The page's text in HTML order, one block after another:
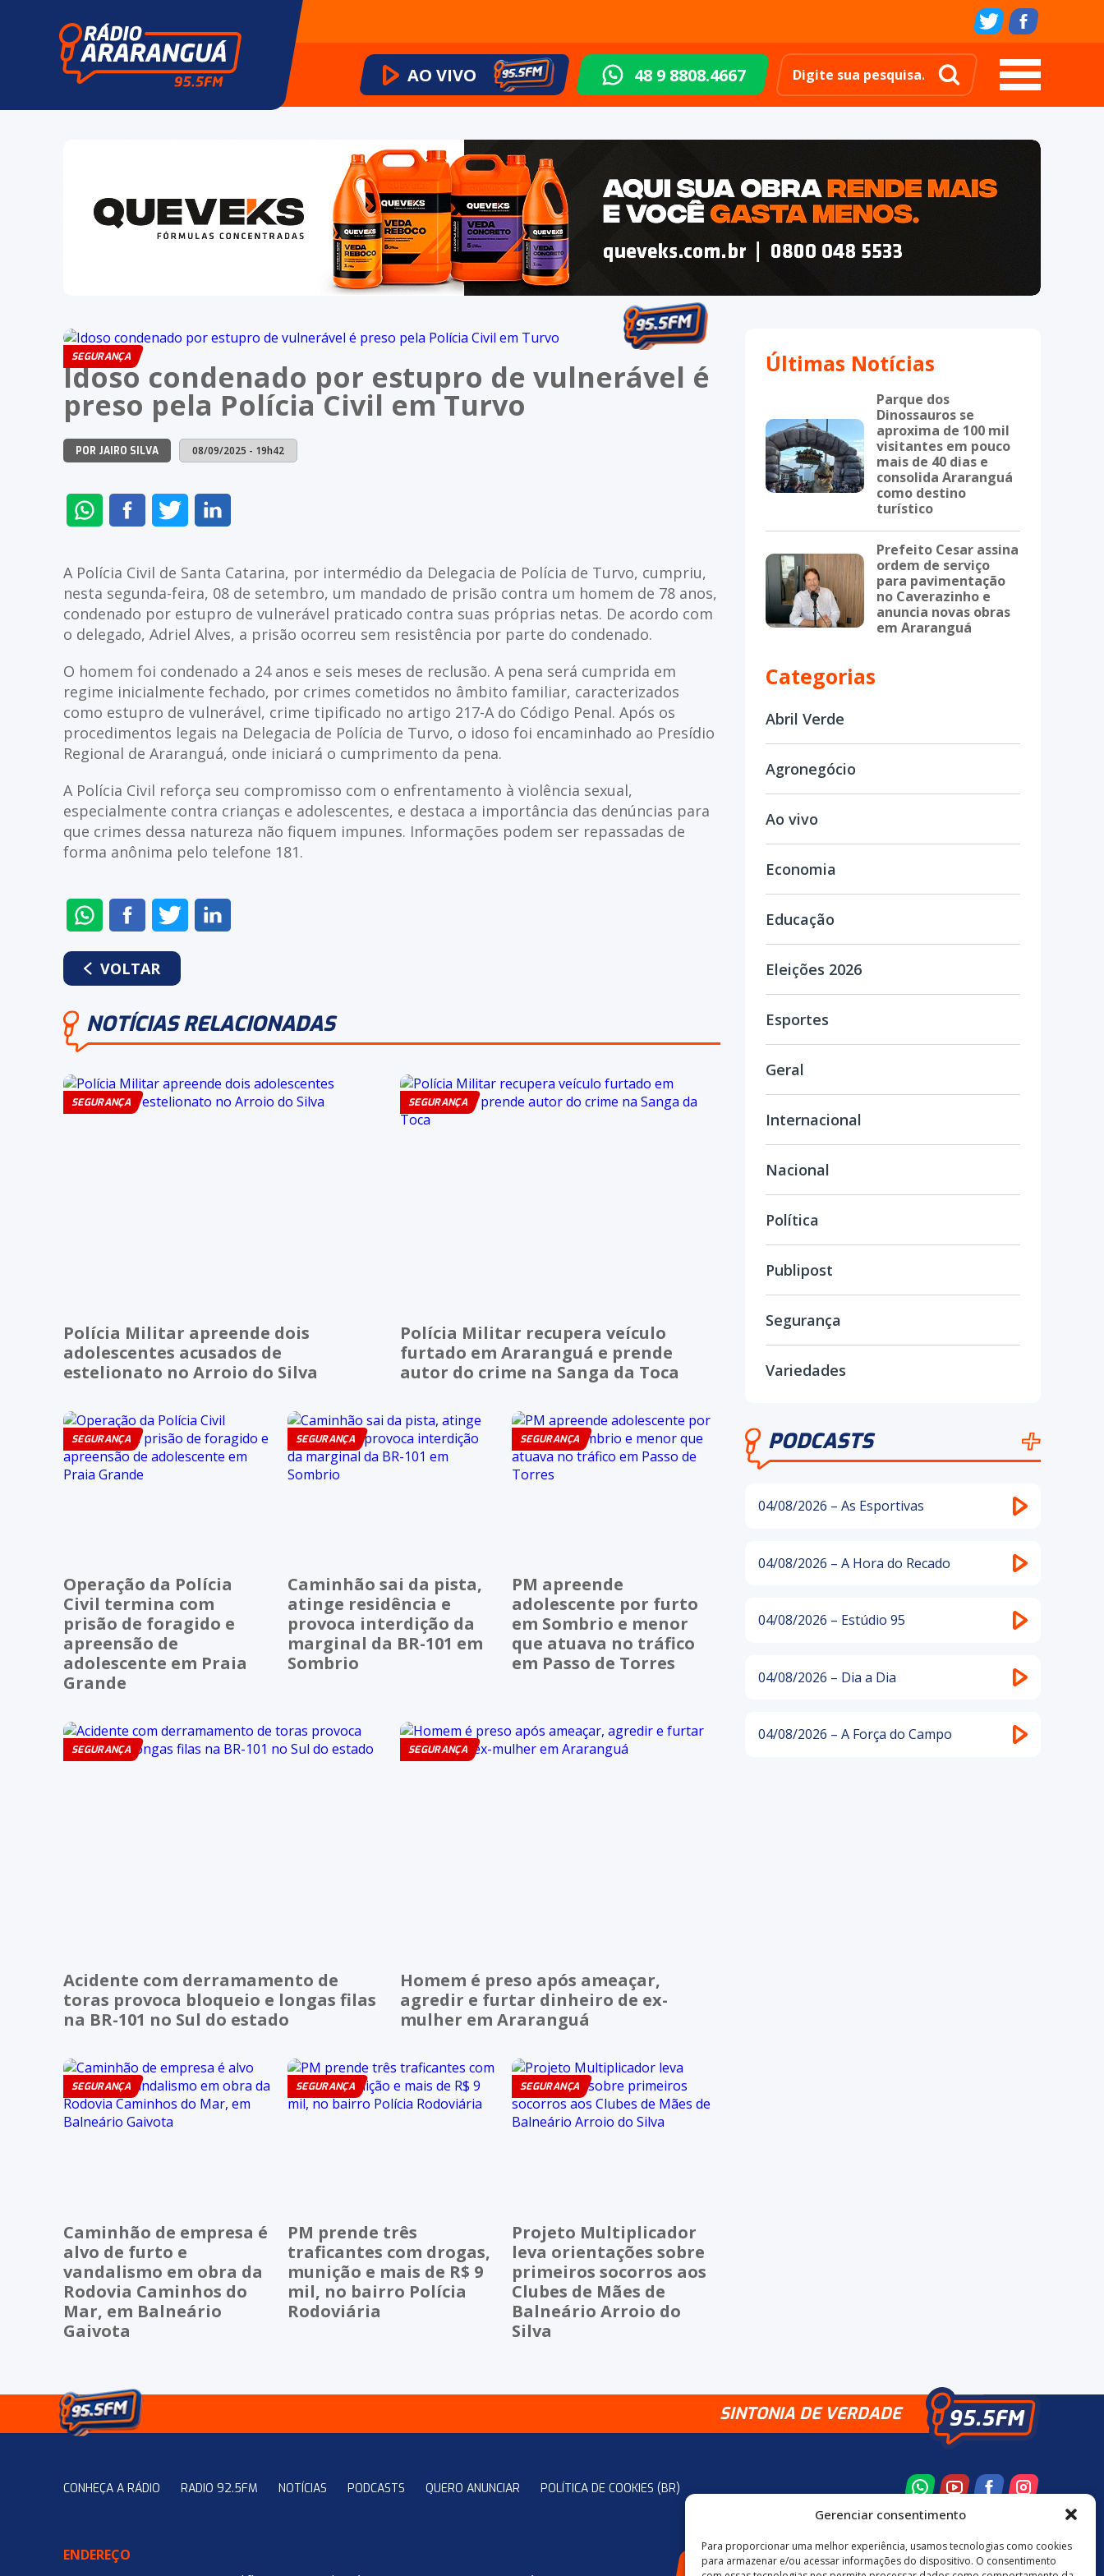
Gerenciar consentimento
Para proporcionar uma melhor experiência, usamos tecnologias como cookies
para armazenar e/ou acessar informações do dispositivo. O consentimento
AO VIVO 48 9 8808.4667
SEGURANÇA
Idoso condenado por estupro de vulnerável é
preso pela Polícia Civil em Turvo
POR JAIRO SILVA 08/09/2025 - 19h42
ENVIAR
NO
COMPARTILHAR
NO
COMPARTILHAR
NO
A Polícia Civil de Santa Catarina, por intermédio da Delegacia de Polícia de Turvo, cumpriu,
nesta segunda-feira, 08 de setembro, um mandado de prisão contra um homem de 78 anos,
condenado por estupro de vulnerável praticado contra suas próprias netas. De acordo com
o delegado, Adriel Alves, a prisão ocorreu sem resistência por parte do condenado.
O homem foi condenado a 24 anos e seis meses de reclusão. A pena será cumprida em
regime inicialmente fechado, por crimes cometidos no âmbito familiar, caracterizados
como estupro de vulnerável, crime tipificado no artigo 217-A do Código Penal. Após os
procedimentos legais na Delegacia de Polícia de Turvo, o idoso foi encaminhado ao Presídio
Regional de Araranguá, onde iniciará o cumprimento da pena.
A Polícia Civil reforça seu compromisso com o enfrentamento à violência sexual,
especialmente contra crianças e adolescentes, e destaca a importância das denúncias para
que crimes dessa natureza não fiquem impunes. Informações podem ser repassadas de
forma anônima pelo telefone 181.
ENVIAR
NO
WHATSAPP
COMPARTILHAR
NO
FACEBOOK
COMPARTILHAR
NO
VOLTAR
NOTÍCIAS RELACIONADAS
SEGURANÇA
Polícia Militar apreende dois
adolescentes acusados de
estelionato no Arroio do Silva
SEGURANÇA
Polícia Militar recupera veículo
furtado em Araranguá e prende
autor do crime na Sanga da Toca
SEGURANÇA
Operação da Polícia
Civil termina com
prisão de foragido e
apreensão de
adolescente em Praia
Grande
SEGURANÇA
Caminhão sai da pista,
atinge residência e
provoca interdição da
marginal da BR-101 em
Sombrio
SEGURANÇA
PM apreende
adolescente por furto
em Sombrio e menor
que atuava no tráfico
em Passo de Torres
SEGURANÇA
Acidente com derramamento de
toras provoca bloqueio e longas filas
na BR-101 no Sul do estado
SEGURANÇA
Homem é preso após ameaçar,
agredir e furtar dinheiro de ex-
mulher em Araranguá
SEGURANÇA
Caminhão de empresa é
alvo de furto e
vandalismo em obra da
Rodovia Caminhos do
Mar, em Balneário
Gaivota
SEGURANÇA
PM prende três
traficantes com drogas,
munição e mais de R$ 9
mil, no bairro Polícia
Rodoviária
SEGURANÇA
Projeto Multiplicador
leva orientações sobre
primeiros socorros aos
Clubes de Mães de
Balneário Arroio do
Silva
Últimas Notícias
Parque dos
Dinossauros se
aproxima de 100 mil
visitantes em pouco
mais de 40 dias e
consolida Araranguá
como destino
turístico
Prefeito Cesar assina
ordem de serviço
para pavimentação
no Caverazinho e
anuncia novas obras
em Araranguá
Categorias
Abril Verde
Agronegócio
Ao vivo
Economia
Educação
Eleições 2026
Esportes
Geral
Internacional
Nacional
Política
Publipost
Segurança
Variedades
PODCASTS
04/08/2026 – As Esportivas
04/08/2026 – A Hora do Recado
04/08/2026 – Estúdio 95
04/08/2026 – Dia a Dia
04/08/2026 – A Força do Campo
SINTONIA DE VERDADE
CONHEÇA A RÁDIO RADIO 92.5FM NOTÍCIAS PODCASTS QUERO ANUNCIAR POLÍTICA DE COOKIES (BR)
ENDEREÇO
48 3524-0137 48 9880-84667